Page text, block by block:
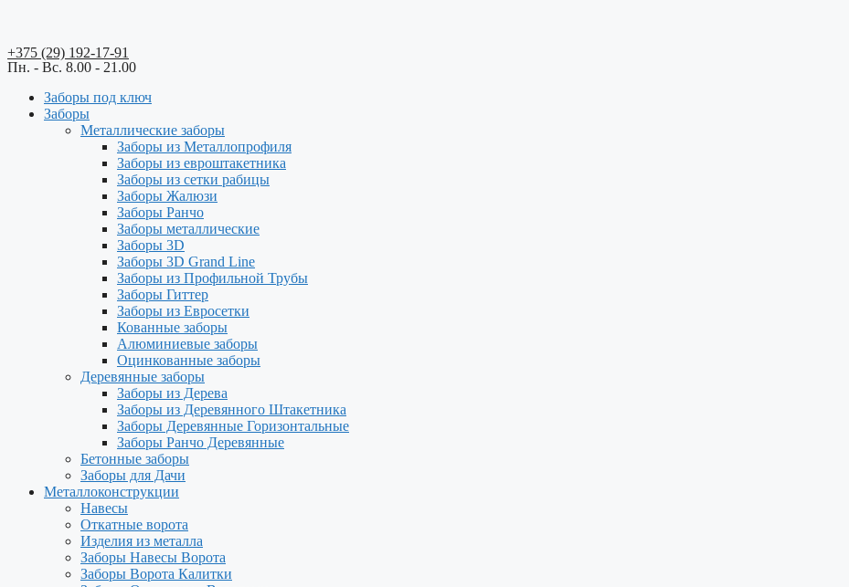
+375 (29) 192-17-91
Пн. - Вс. 8.00 - 21.00
Заборы под ключ
Заборы
Металлические заборы
Заборы из Металлопрофиля
Заборы из евроштакетника
Заборы из сетки рабицы
Заборы Жалюзи
Заборы Ранчо
Заборы металлические
Заборы 3D
Заборы 3D Grand Line
Заборы из Профильной Трубы
Заборы Гиттер
Заборы из Евросетки
Кованные заборы
Алюминиевые заборы
Оцинкованные заборы
Деревянные заборы
Заборы из Дерева
Заборы из Деревянного Штакетника
Заборы Деревянные Горизонтальные
Заборы Ранчо Деревянные
Бетонные заборы
Заборы для Дачи
Металлоконструкции
Навесы
Откатные ворота
Изделия из металла
Заборы Навесы Ворота
Заборы Ворота Калитки